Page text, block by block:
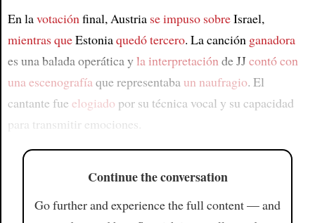
En lavotación final, Austria se impuso sobreIsrael,
mientras queEstoniaquedó tercero. La canción ganadora
es una balada operática yla interpretación de JJcontó con
una escenografía que representaba un naufragio. El
cantante fue elogiado por su técnica vocal y su capacidad
para transmitir emociones.
Continue the conversation
Go further and experience the full content — and